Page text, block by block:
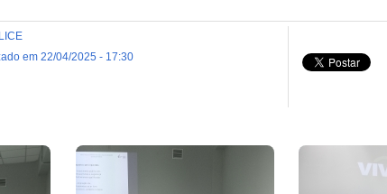
em 22/04/2025 - 17:30